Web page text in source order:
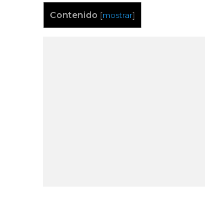
Contenido [mostrar]